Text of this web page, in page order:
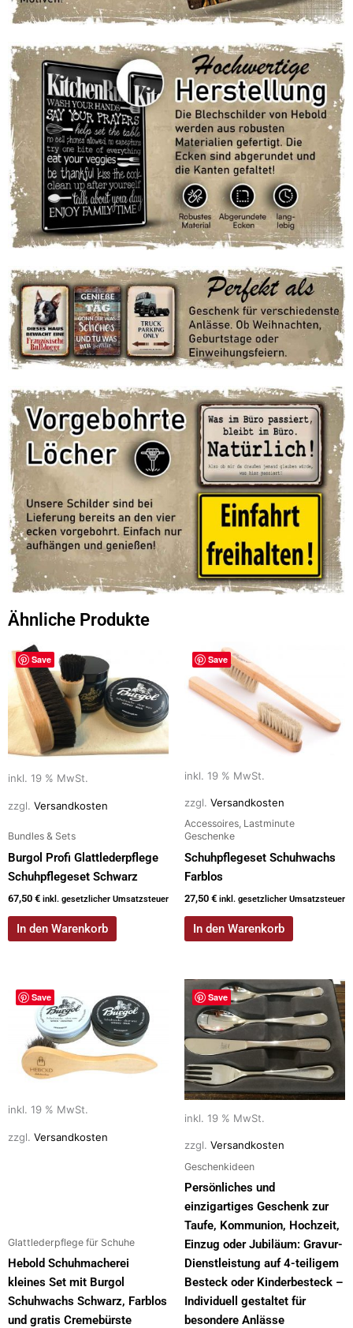
Ähnliche Produkte
Save
inkl. 19 % MwSt.
zzgl. Versandkosten
Bundles & Sets
Burgol Profi Glattlederpflege
Schuhpflegeset Schwarz
67,50 € inkl. gesetzlicher Umsatzsteuer
In den Warenkorb
Save
inkl. 19 % MwSt.
zzgl. Versandkosten
Accessoires, Lastminute
Geschenke
Schuhpflegeset Schuhwachs
Farblos
27,50 € inkl. gesetzlicher Umsatzsteuer
In den Warenkorb
Save
inkl. 19 % MwSt.
zzgl. Versandkosten
Glattlederpflege für Schuhe
Hebold Schuhmacherei
kleines Set mit Burgol
Schuhwachs Schwarz, Farblos
und gratis Cremebürste
Save
inkl. 19 % MwSt.
zzgl. Versandkosten
Geschenkideen
Persönliches und
einzigartiges Geschenk zur
Taufe, Kommunion, Hochzeit,
Einzug oder Jubiläum: Gravur-
Dienstleistung auf 4-teiligem
Besteck oder Kinderbesteck –
Individuell gestaltet für
besondere Anlässe